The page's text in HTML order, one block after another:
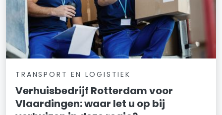
TRANSPORT EN LOGISTIEK
Verhuisbedrijf Rotterdam voor
Vlaardingen: waar let u op bij